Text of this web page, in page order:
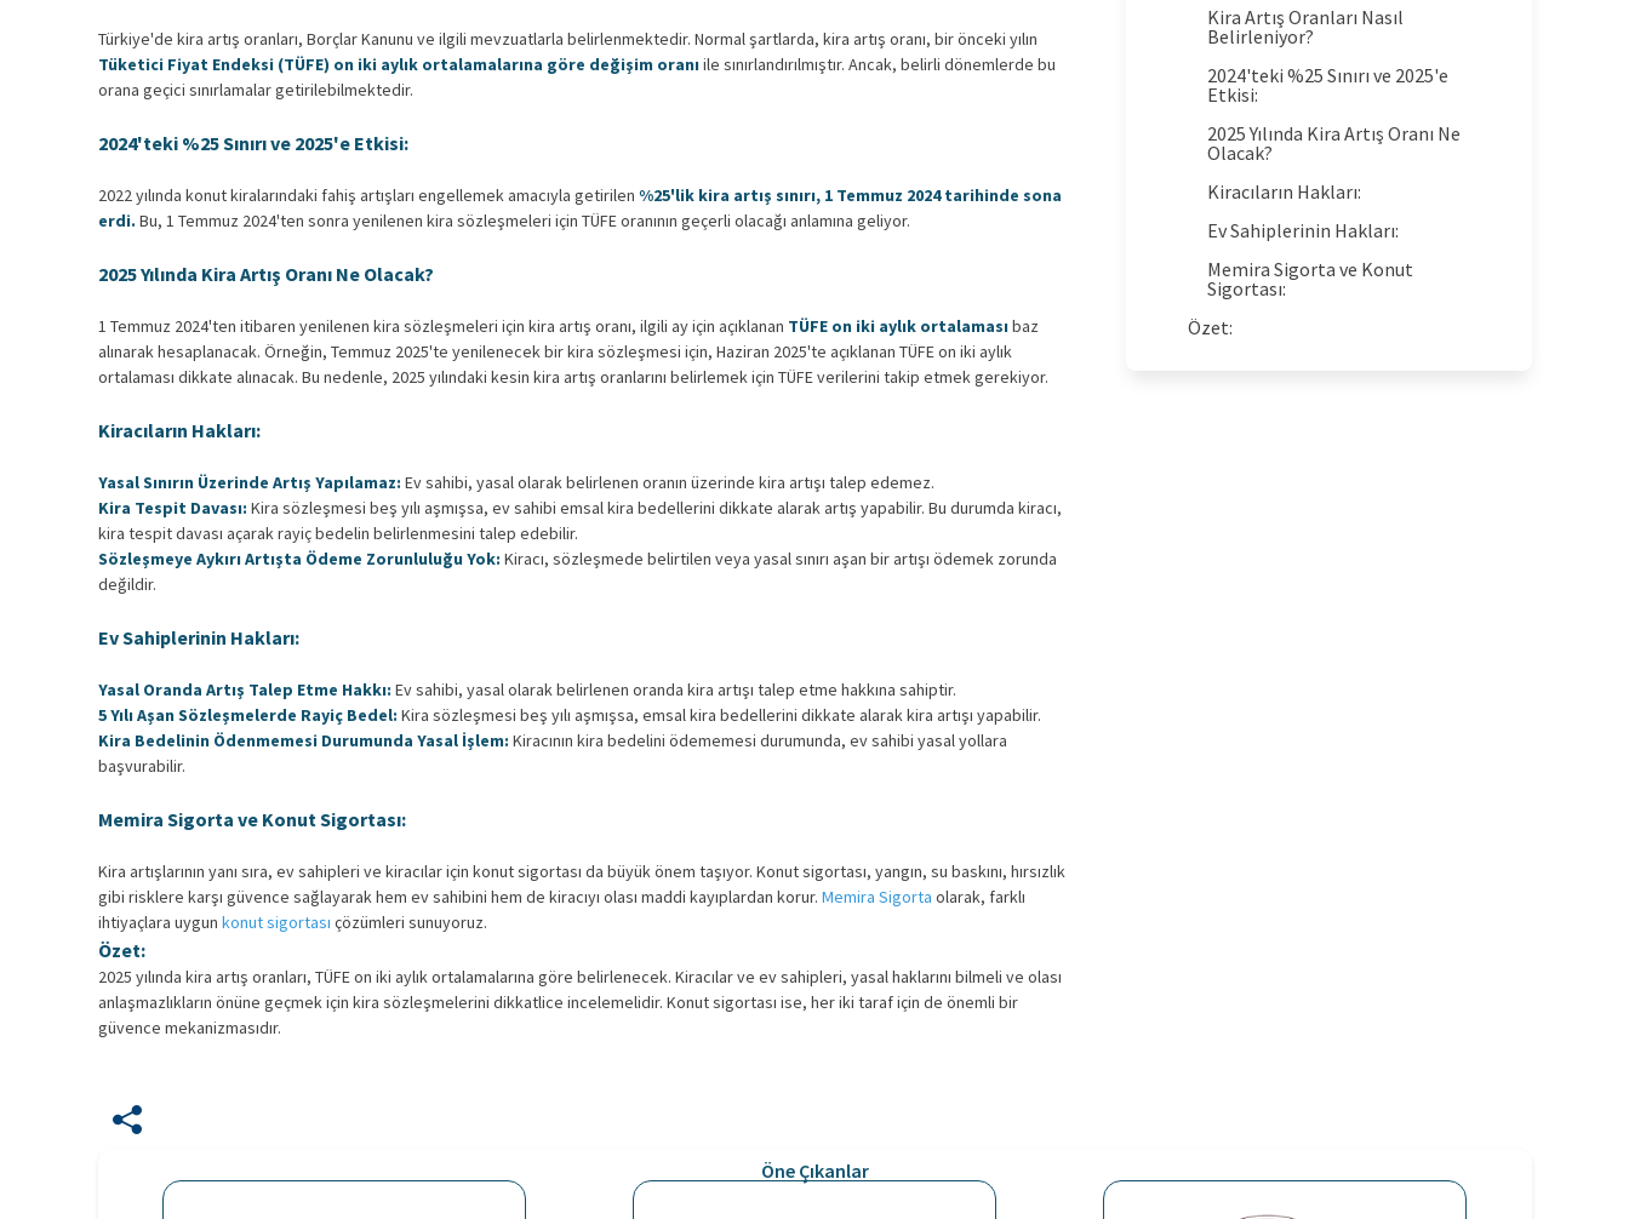
Türkiye'de kira artış oranları, Borçlar Kanunu ve ilgili mevzuatlarla belirlenmektedir. Normal şartlarda, kira artış oranı, bir önceki yılın
Tüketici Fiyat Endeksi (TÜFE) on iki aylık ortalamalarına göre değişim oranı ile sınırlandırılmıştır. Ancak, belirli dönemlerde bu
orana geçici sınırlamalar getirilebilmektedir.
2024'teki %25 Sınırı ve 2025'e Etkisi:
2022 yılında konut kiralarındaki fahiş artışları engellemek amacıyla getirilen %25'lik kira artış sınırı, 1 Temmuz 2024 tarihinde sona
erdi. Bu, 1 Temmuz 2024'ten sonra yenilenen kira sözleşmeleri için TÜFE oranının geçerli olacağı anlamına geliyor.
2025 Yılında Kira Artış Oranı Ne Olacak?
1 Temmuz 2024'ten itibaren yenilenen kira sözleşmeleri için kira artış oranı, ilgili ay için açıklanan TÜFE on iki aylık ortalaması baz
alınarak hesaplanacak. Örneğin, Temmuz 2025'te yenilenecek bir kira sözleşmesi için, Haziran 2025'te açıklanan TÜFE on iki aylık
ortalaması dikkate alınacak. Bu nedenle, 2025 yılındaki kesin kira artış oranlarını belirlemek için TÜFE verilerini takip etmek gerekiyor.
Kiracıların Hakları:
Yasal Sınırın Üzerinde Artış Yapılamaz: Ev sahibi, yasal olarak belirlenen oranın üzerinde kira artışı talep edemez.
Kira Tespit Davası: Kira sözleşmesi beş yılı aşmışsa, ev sahibi emsal kira bedellerini dikkate alarak artış yapabilir. Bu durumda kiracı,
kira tespit davası açarak rayiç bedelin belirlenmesini talep edebilir.
Sözleşmeye Aykırı Artışta Ödeme Zorunluluğu Yok: Kiracı, sözleşmede belirtilen veya yasal sınırı aşan bir artışı ödemek zorunda
değildir.
Ev Sahiplerinin Hakları:
Yasal Oranda Artış Talep Etme Hakkı: Ev sahibi, yasal olarak belirlenen oranda kira artışı talep etme hakkına sahiptir.
5 Yılı Aşan Sözleşmelerde Rayiç Bedel: Kira sözleşmesi beş yılı aşmışsa, emsal kira bedellerini dikkate alarak kira artışı yapabilir.
Kira Bedelinin Ödenmemesi Durumunda Yasal İşlem: Kiracının kira bedelini ödememesi durumunda, ev sahibi yasal yollara
başvurabilir.
Memira Sigorta ve Konut Sigortası:
Kira artışlarının yanı sıra, ev sahipleri ve kiracılar için konut sigortası da büyük önem taşıyor. Konut sigortası, yangın, su baskını, hırsızlık
gibi risklere karşı güvence sağlayarak hem ev sahibini hem de kiracıyı olası maddi kayıplardan korur. Memira Sigorta olarak, farklı
ihtiyaçlara uygun konut sigortası çözümleri sunuyoruz.
Özet:
2025 yılında kira artış oranları, TÜFE on iki aylık ortalamalarına göre belirlenecek. Kiracılar ve ev sahipleri, yasal haklarını bilmeli ve olası
anlaşmazlıkların önüne geçmek için kira sözleşmelerini dikkatlice incelemelidir. Konut sigortası ise, her iki taraf için de önemli bir
güvence mekanizmasıdır.
Kira Artış Oranları Nasıl
Belirleniyor?
2024'teki %25 Sınırı ve 2025'e
Etkisi:
2025 Yılında Kira Artış Oranı Ne
Olacak?
Kiracıların Hakları:
Ev Sahiplerinin Hakları:
Memira Sigorta ve Konut
Sigortası:
Özet:
Öne Çıkanlar